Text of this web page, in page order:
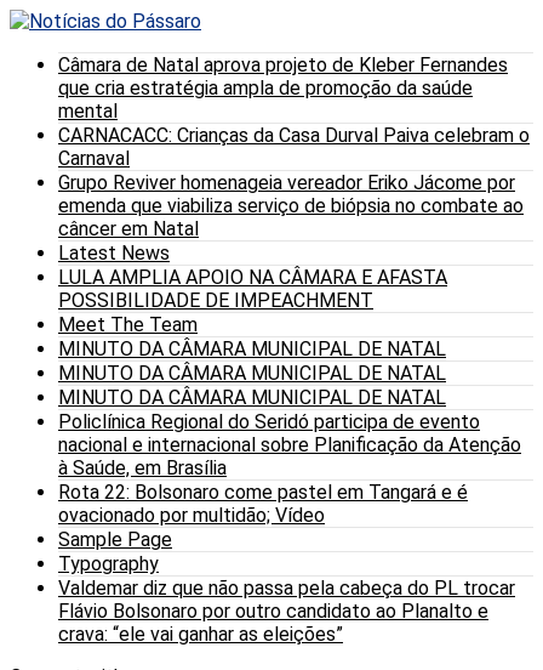
Câmara de Natal aprova projeto de Kleber Fernandes
que cria estratégia ampla de promoção da saúde
mental
CARNACACC: Crianças da Casa Durval Paiva celebram o
Carnaval
Grupo Reviver homenageia vereador Eriko Jácome por
emenda que viabiliza serviço de biópsia no combate ao
câncer em Natal
Latest News
LULA AMPLIA APOIO NA CÂMARA E AFASTA
POSSIBILIDADE DE IMPEACHMENT
Meet The Team
MINUTO DA CÂMARA MUNICIPAL DE NATAL
MINUTO DA CÂMARA MUNICIPAL DE NATAL
MINUTO DA CÂMARA MUNICIPAL DE NATAL
Policlínica Regional do Seridó participa de evento
nacional e internacional sobre Planificação da Atenção
à Saúde, em Brasília
Rota 22: Bolsonaro come pastel em Tangará e é
ovacionado por multidão; Vídeo
Sample Page
Typography
Valdemar diz que não passa pela cabeça do PL trocar
Flávio Bolsonaro por outro candidato ao Planalto e
crava: “ele vai ganhar as eleições”